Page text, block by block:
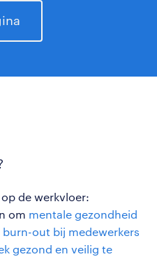
de werkvloer:
om mentale gezondheid
burn-out bij medewerkers
gezond en veilig te